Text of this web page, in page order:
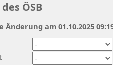
ÖSB
Änderung am 01.10.2025